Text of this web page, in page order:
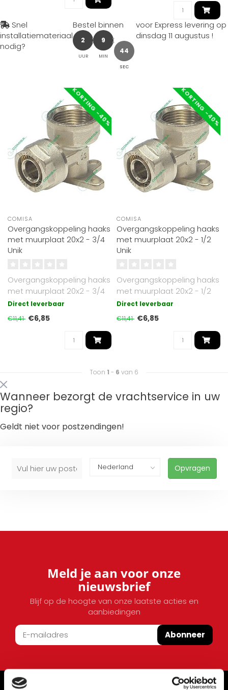
Snel
installatiemateriaal
nodig?
Bestel binnen
2
UUR
9
MIN
43
SEC
voor Express levering op
dinsdag 11 augustus !
KORTING -40%
COMISA
Overgangskoppeling haaks
met muurplaat 20x2 - 3/4
Unik
Overgangskoppeling haaks
met muurplaat 20x2 - 3/4
Unik
Direct leverbaar
€11,41 €6,85
KORTING -40%
COMISA
Overgangskoppeling haaks
met muurplaat 20x2 - 1/2
Unik
Overgangskoppeling haaks
met muurplaat 20x2 - 1/2
Unik
Direct leverbaar
€11,41 €6,85
Toon 1 - 6 van 6
Wanneer bezorgt de vrachtservice in uw
regio?
Geldt niet voor postzendingen!
Opvragen
Meld je aan voor onze
nieuwsbrief
Blijf op de hoogte van onze laatste acties en
aanbiedingen
Abonneer